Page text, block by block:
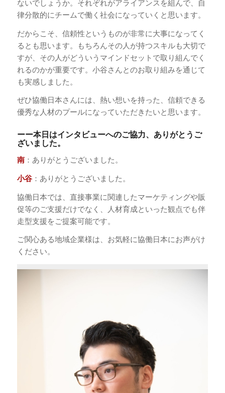
ないでしょうか。それぞれがアライアンスを組んで、自
律分散的にチームで働く社会になっていくと思います。
だからこそ、信頼性というものが非常に大事になってく
るとも思います。もちろんその人が持つスキルも大切で
すが、その人がどういうマインドセットで取り組んでく
れるのかが重要です。小谷さんとのお取り組みを通じて
も実感しました。
ぜひ協働日本さんには、熱い想いを持った、信頼できる
優秀な人材のプールになっていただきたいと思います。
ーー本日はインタビューへのご協力、ありがとうご
ざいました。
南：ありがとうございました。
小谷：ありがとうございました。
協働日本では、直接事業に関連したマーケティングや販
促等のご支援だけでなく、人材育成といった観点でも伴
走型支援をご提案可能です。
ご関心ある地域企業様は、お気軽に協働日本にお声がけ
ください。